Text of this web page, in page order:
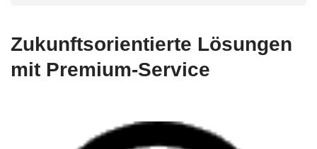
Zukunftsorientierte Lösungen
mit Premium-Service